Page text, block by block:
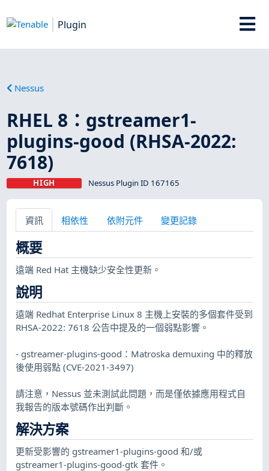
Plugin
Nessus
RHEL 8：gstreamer1-
plugins-good (RHSA-2022:
7618)
HIGH Nessus Plugin ID 167165
資訊 相依性 依附元件 變更記錄
概要
遠端 Red Hat 主機缺少安全性更新。
說明
遠端 Redhat Enterprise Linux 8 主機上安裝的多個套件受到
RHSA-2022: 7618 公告中提及的一個弱點影響。
- gstreamer-plugins-good：Matroska demuxing 中的釋放
後使用弱點 (CVE-2021-3497)
請注意，Nessus 並未測試此問題，而是僅依據應用程式自
我報告的版本號碼作出判斷。
解決方案
更新受影響的 gstreamer1-plugins-good 和/或
gstreamer1-plugins-good-gtk 套件。